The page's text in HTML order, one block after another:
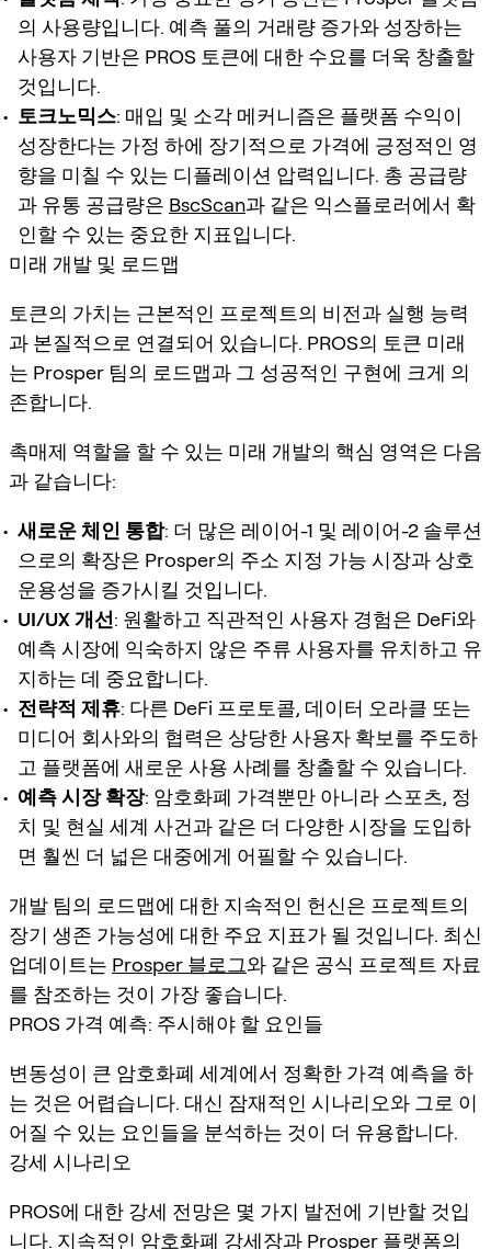
의 사용량입니다. 예측 풀의 거래량 증가와 성장하는
사용자 기반은 PROS 토큰에 대한 수요를 더욱 창출할
것입니다.
토크노믹스: 매입 및 소각 메커니즘은 플랫폼 수익이
성장한다는 가정 하에 장기적으로 가격에 긍정적인 영
향을 미칠 수 있는 디플레이션 압력입니다. 총 공급량
과 유통 공급량은 BscScan과 같은 익스플로러에서 확
인할 수 있는 중요한 지표입니다.
미래 개발 및 로드맵
토큰의 가치는 근본적인 프로젝트의 비전과 실행 능력
과 본질적으로 연결되어 있습니다. PROS의 토큰 미래
는 Prosper 팀의 로드맵과 그 성공적인 구현에 크게 의
존합니다.
촉매제 역할을 할 수 있는 미래 개발의 핵심 영역은 다음
과 같습니다:
새로운 체인 통합: 더 많은 레이어-1 및 레이어-2 솔루션
으로의 확장은 Prosper의 주소 지정 가능 시장과 상호
운용성을 증가시킬 것입니다.
UI/UX 개선: 원활하고 직관적인 사용자 경험은 DeFi와
예측 시장에 익숙하지 않은 주류 사용자를 유치하고 유
지하는 데 중요합니다.
전략적 제휴: 다른 DeFi 프로토콜, 데이터 오라클 또는
미디어 회사와의 협력은 상당한 사용자 확보를 주도하
고 플랫폼에 새로운 사용 사례를 창출할 수 있습니다.
예측 시장 확장: 암호화폐 가격뿐만 아니라 스포츠, 정
치 및 현실 세계 사건과 같은 더 다양한 시장을 도입하
면 훨씬 더 넓은 대중에게 어필할 수 있습니다.
개발 팀의 로드맵에 대한 지속적인 헌신은 프로젝트의
장기 생존 가능성에 대한 주요 지표가 될 것입니다. 최신
업데이트는 Prosper 블로그와 같은 공식 프로젝트 자료
를 참조하는 것이 가장 좋습니다.
PROS 가격 예측: 주시해야 할 요인들
변동성이 큰 암호화폐 세계에서 정확한 가격 예측을 하
는 것은 어렵습니다. 대신 잠재적인 시나리오와 그로 이
어질 수 있는 요인들을 분석하는 것이 더 유용합니다.
강세 시나리오
PROS에 대한 강세 전망은 몇 가지 발전에 기반할 것입
니다. 지속적인 암호화폐 강세장과 Prosper 플랫폼의